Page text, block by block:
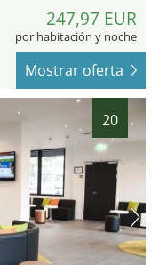
247,97 EUR
por habitación y noche
Mostrar oferta
20